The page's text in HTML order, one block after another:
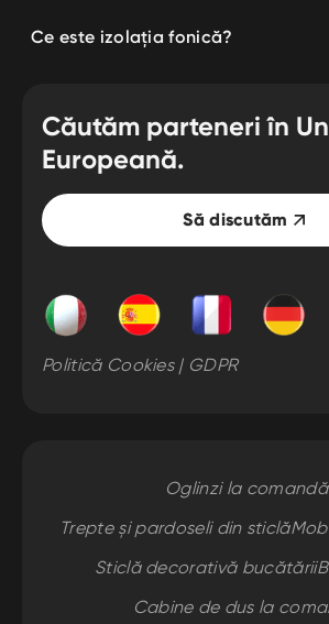
Ce este izolația fonică?
Căutăm parteneri în
Europeană.
Să discutăm
Politică Cookies | GDPR
Cabine de dus la
Sticlă decorativă bucătării
Trepte și pardoseli din sticlă
Oglinzi la comandă